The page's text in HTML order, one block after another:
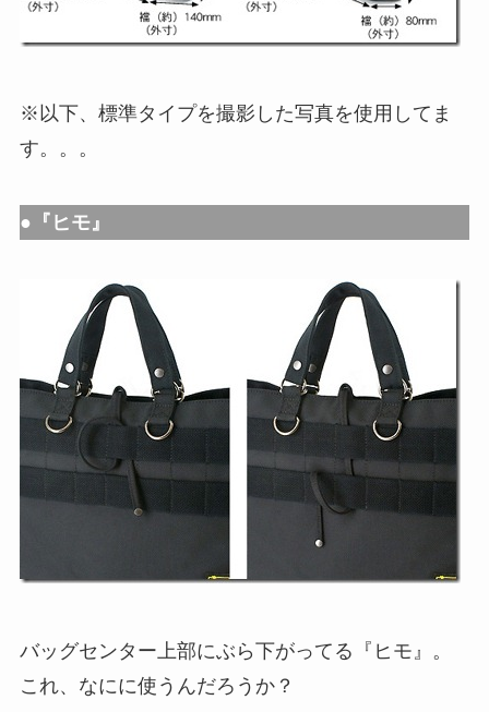
※以下、標準タイプを撮影した写真を使用してま
す。。。
●『ヒモ』
バッグセンター上部にぶら下がってる『ヒモ』。
これ、なにに使うんだろうか？